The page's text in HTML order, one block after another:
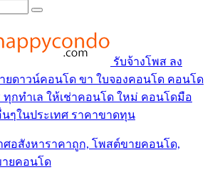
รับจ้างโพส ลง
ยดาวน์คอนโด ขา ใบจองคอนโด คอนโด
กทำเล ให้เช่าคอนโด ใหม่ คอนโดมือ
นๆในประเทศ ราคาขาดทุน
ศอสังหาราคาถูก, โพสต์ขายคอนโด,
ยคอนโด